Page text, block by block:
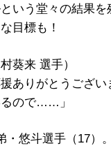
いう堂々の結果
目標も！
葵来 選手）
援ありがとうござ
ので……」
悠斗選手（17）